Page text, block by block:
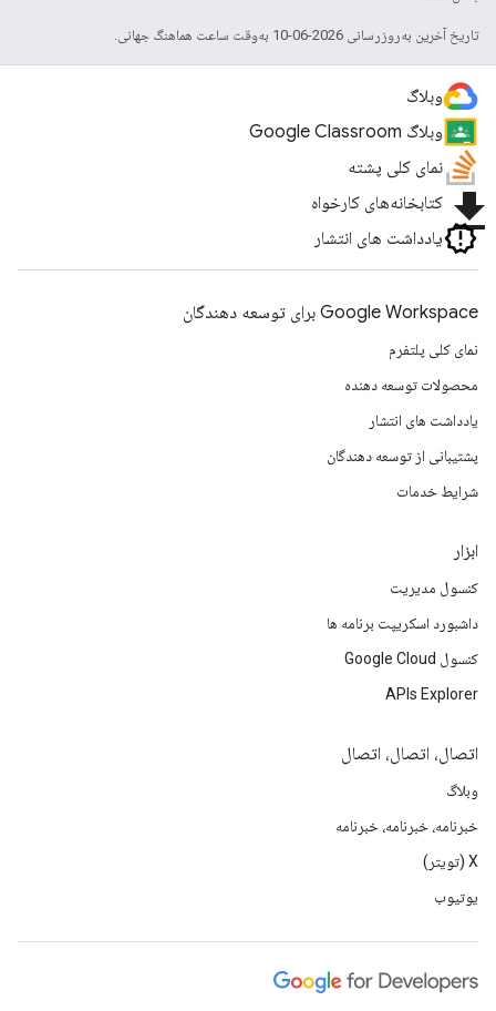
تاریخ آخرین به‌روزرسانی 2026-06-10 به‌وقت ساعت هماهنگ جهانی.
وبلاگ
وبلاگ Google Classroom
نمای کلی پشته
file_download کتابخانه‌های کارخواه
یادداشت های انتشار
Google Workspace برای توسعه دهندگان
نمای کلی پلتفرم
محصولات توسعه دهنده
یادداشت های انتشار
پشتیبانی از توسعه دهندگان
شرایط خدمات
ابزار
کنسول مدیریت
داشبورد اسکریپت برنامه ها
کنسول Google Cloud
APIs Explorer
اتصال، اتصال، اتصال
وبلاگ
خبرنامه، خبرنامه، خبرنامه
X (تویتر)
یوتیوب